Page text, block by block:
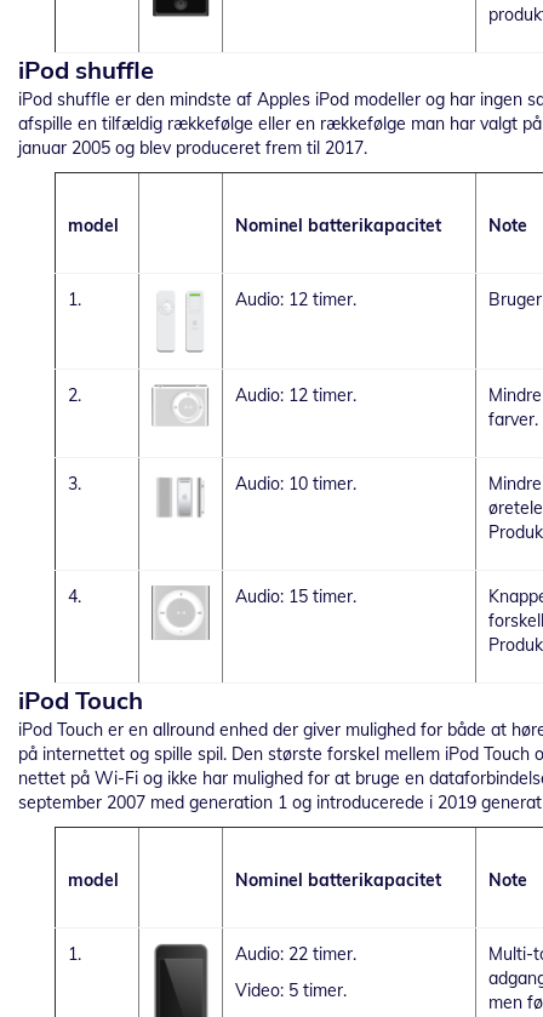
iPod shuffle
iPod shuffle er den mindste af Apples iPod modeller og har ingen
afspille en tilfældig rækkefølge eller en rækkefølge man har valgt
januar 2005 og blev produceret frem til 2017.
model Nominel batterikapacitet Note
1. Audio: 12 timer.
2. Audio: 12 timer.
farver.
3. Audio: 10 timer.
4. Audio: 15 timer.
iPod Touch
iPod Touch er en allround enhed der giver mulighed for både at
på internettet og spille spil. Den største forskel mellem iPod Touch
nettet på Wi-Fi og ikke har mulighed for at bruge en
september 2007 med generation 1 og introducerede i 2019
model Nominel batterikapacitet Note
1.
Audio: 22 timer.
Video: 5 timer.
Multi-
men